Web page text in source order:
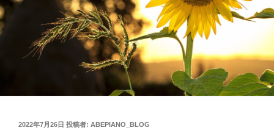
投
2022年7月26日 投稿者: ABEPIANO_BLOG